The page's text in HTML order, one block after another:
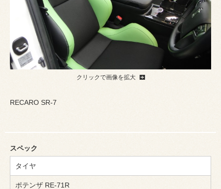
クリックで画像を拡大
RECARO SR-7
スペック
タイヤ
ポテンザ RE-71R